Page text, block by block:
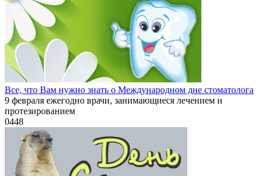
Все, что Вам нужно знать о Международном дне стоматолога
9 февраля ежегодно врачи, занимающиеся лечением и
протезированием
0448